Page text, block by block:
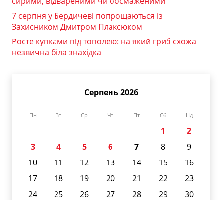
7 серпня у Бердичеві попрощаються із
Захисником Дмитром Плаксюком
Росте купками під тополею: на який гриб схожа
незвична біла знахідка
Серпень 2026
Пн Вт Ср Чт Пт Сб Нд
1
2
3
4 5 6 7 8
9
10
11 12 13 14 15
16
17
18 19 20 21 22
23
24
25 26 27 28 29
30